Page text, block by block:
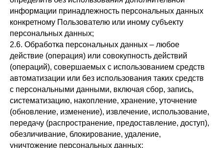
информации принадлежность персональных данных
конкретному Пользователю или иному субъекту
персональных данных;
2.6. Обработка персональных данных – любое
действие (операция) или совокупность действий
(операций), совершаемых с использованием средств
автоматизации или без использования таких средств
с персональными данными, включая сбор, запись,
систематизацию, накопление, хранение, уточнение
(обновление, изменение), извлечение, использование,
передачу (распространение, предоставление, доступ),
обезличивание, блокирование, удаление,
уничтожение персональных данных;